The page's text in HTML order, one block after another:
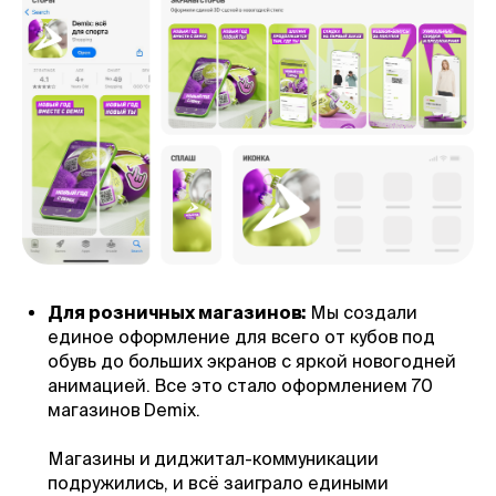
Для розничных магазинов: Мы создали
единое оформление для всего от кубов под
обувь до больших экранов с яркой новогодней
анимацией. Все это стало оформлением 70
магазинов Demix.
Магазины и диджитал-коммуникации
подружились, и всё заиграло едиными